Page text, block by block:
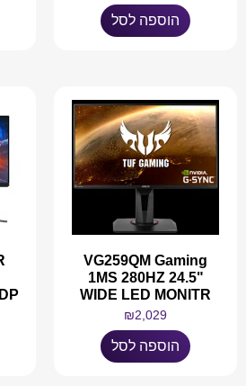
הוספה לסל
VG259QM Gaming
1MS 280HZ 24.5"
WIDE LED MONITR
₪2,029
הוספה לסל